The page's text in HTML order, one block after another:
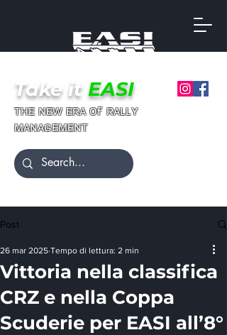
Take it EASI
ᴛʜᴇ ɴᴇᴡ ᴇʀᴀ ᴏғ ʀᴀʟʟʏ
ᴍᴀɴᴀɢᴇᴍᴇɴᴛ
Post
Vittoria nella classifica
CRZ e nella Coppa
Scuderie per EASI all’8°
26 mar 2025 Tempo di lettura: 2 min